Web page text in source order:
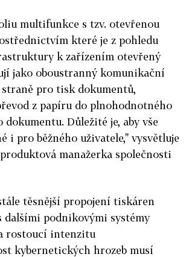
multifunkce s tzv. otevřenou
které je z pohledu
k zařízením otevřený
jako oboustranný komunikační
straně pro tisk dokumentů,
z papíru do plnohodnotného
Důležité je, aby vše
i pro běžného uživatele," vysvětluje
manažerka společnosti
těsnější propojení tiskáren
podnikovými systémy
rostoucí intenzitu
kybernetických hrozeb musí